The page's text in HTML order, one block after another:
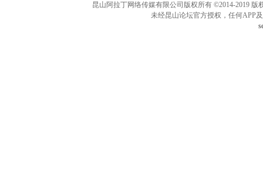
昆山阿拉丁网络传媒有限公司版权所有 ©2014-2019
未经昆山论坛官方授权，任何APP